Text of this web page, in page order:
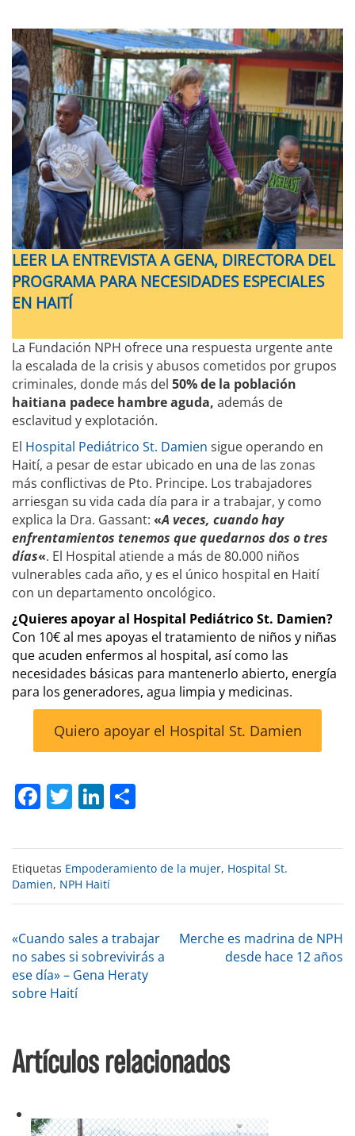
LEER LA ENTREVISTA A GENA, DIRECTORA DEL
PROGRAMA PARA NECESIDADES ESPECIALES
EN HAITÍ
La Fundación NPH ofrece una respuesta urgente ante
la escalada de la crisis y abusos cometidos por grupos
criminales, donde más del 50% de la población
haitiana padece hambre aguda, además de
esclavitud y explotación.
El Hospital Pediátrico St. Damien sigue operando en
Haití, a pesar de estar ubicado en una de las zonas
más conflictivas de Pto. Principe. Los trabajadores
arriesgan su vida cada día para ir a trabajar, y como
explica la Dra. Gassant: «A veces, cuando hay
enfrentamientos tenemos que quedarnos dos o tres
días«. El Hospital atiende a más de 80.000 niños
vulnerables cada año, y es el único hospital en Haití
con un departamento oncológico.
¿Quieres apoyar al Hospital Pediátrico St. Damien?
Con 10€ al mes apoyas el tratamiento de niños y niñas
que acuden enfermos al hospital, así como las
necesidades básicas para mantenerlo abierto, energía
para los generadores, agua limpia y medicinas.
Quiero apoyar el Hospital St. Damien
Facebook
TwitterLinkedIn
Etiquetas Empoderamiento de la mujer, Hospital St.
Damien, NPH Haití
Navegación
de
«Cuando sales a trabajar
no sabes si sobrevivirás a
ese día» – Gena Heraty
sobre Haití
Merche es madrina de NPH
desde hace 12 años
Artículos relacionados